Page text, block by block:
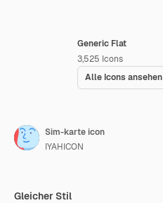
Generic Flat
3,525 Icons
Alle Icons ansehen
Sim-karte icon
IYAHICON
Gleicher Stil